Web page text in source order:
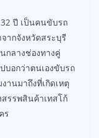
ปี เป็นคนขับรถ
ากจังหวัดสระบุรี
กลางช่องทางคู่
อกว่าตนเองขับรถ
านมาถึงที่เกิดเหตุ
รรพสินค้าเทสโก้
ร